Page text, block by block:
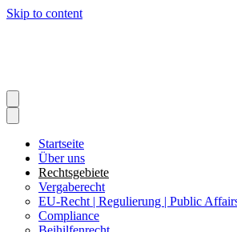
Skip to content
Startseite
Über uns
Rechtsgebiete
Vergaberecht
EU-Recht | Regulierung | Public
Compliance